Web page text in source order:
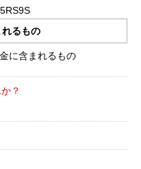
るもの
？